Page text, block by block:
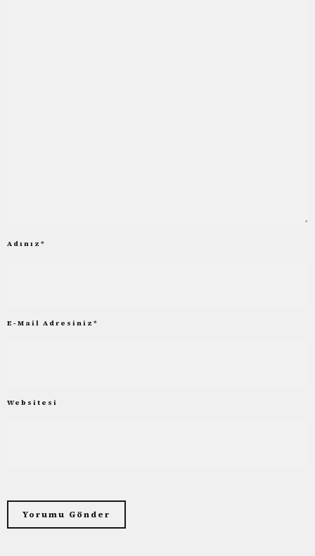
Adınız *
E-Mail Adresiniz *
Websitesi